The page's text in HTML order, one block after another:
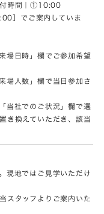
付時間｜①10:00
でご案内していま
場日時」欄でご参加希望
場人数」欄で当日参加さ
当社でのご状況」欄で選
き換えていただき、該当
現地ではご見学いただけ
スタッフよりご案内いた